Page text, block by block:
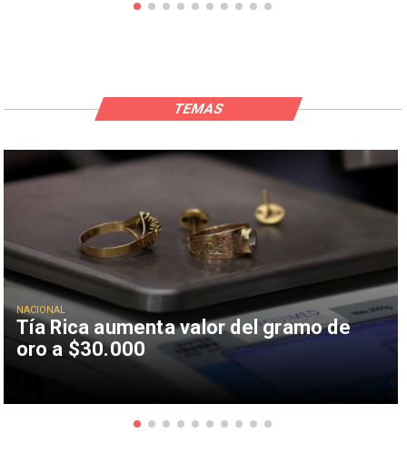
Tía Rica aumenta valor del gramo de
oro a $30.000
NACIONAL
TEMAS